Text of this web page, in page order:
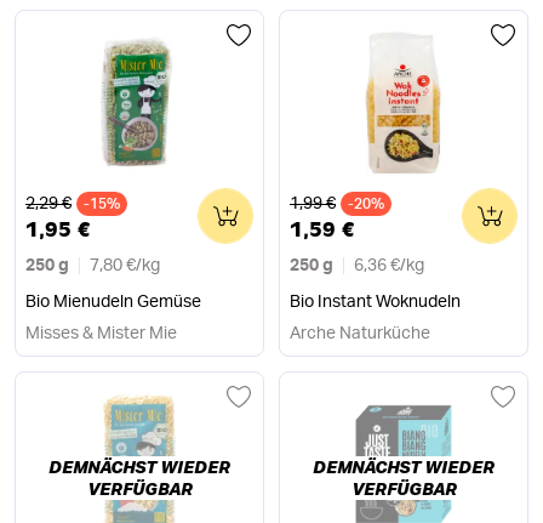
Alter Preis
2,29 € -15%
1,95 €
250 g 7,80 €/ kg
Bio Mienudeln Gemüse
0
Misses & Mister Mie
Alter Preis
1,99 € -20%
1,59 €
250 g 6,36 €/ kg
Bio Instant Woknudeln
0
Arche Naturküche
DEMNÄCHST WIEDER
VERFÜGBAR
DEMNÄCHST WIEDER
VERFÜGBAR